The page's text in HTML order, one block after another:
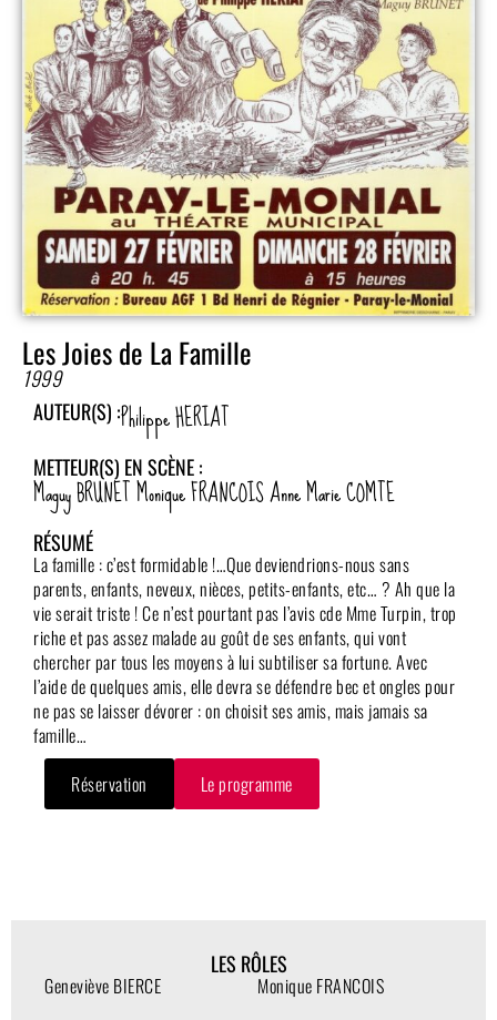
Les Joies de La Famille
1999
AUTEUR(S) :Philippe HERIAT
METTEUR(S) EN SCÈNE :
Maguy BRUNET Monique FRANCOIS Anne Marie COMTE
RÉSUMÉ
La famille : c’est formidable !…Que deviendrions-nous sans
parents, enfants, neveux, nièces, petits-enfants, etc… ? Ah que la
vie serait triste ! Ce n’est pourtant pas l’avis cde Mme Turpin, trop
riche et pas assez malade au goût de ses enfants, qui vont
chercher par tous les moyens à lui subtiliser sa fortune. Avec
l’aide de quelques amis, elle devra se défendre bec et ongles pour
ne pas se laisser dévorer : on choisit ses amis, mais jamais sa
famille…
Réservation
Le programme
LES RÔLES
Geneviève BIERCE
Monique FRANCOIS